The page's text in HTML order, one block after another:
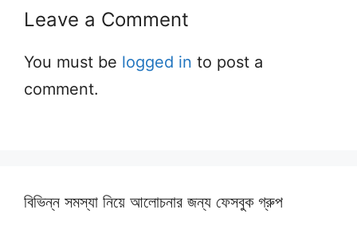
Leave a Comment
You must be logged in to post a
comment.
বিভিন্ন সমস্যা নিয়ে আলোচনার জন্য ফেসবুক গ্রুপ